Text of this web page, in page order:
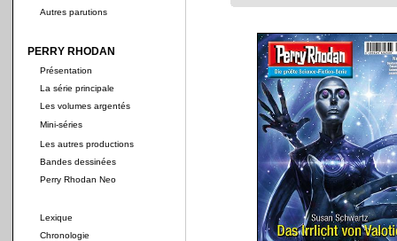
Autres parutions
PERRY RHODAN
Présentation
La série principale
Les volumes argentés
Mini-séries
Les autres productions
Bandes dessinées
Perry Rhodan Neo
Lexique
Chronologie